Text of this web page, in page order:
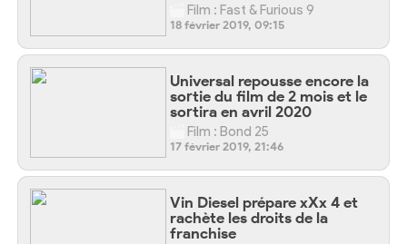
Film : Fast & Furious 9
18 février 2019, 09:15
Universal repousse encore la
sortie du film de 2 mois et le
sortira en avril 2020
Film : Bond 25
17 février 2019, 21:46
Vin Diesel prépare xXx 4 et
rachète les droits de la
franchise